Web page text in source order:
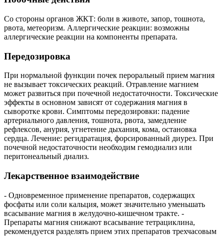
Со стороны органов ЖКТ: боли в животе, запор, тошнота,
рвота, метеоризм. Аллергические реакции: возможны
аллергические реакции на компоненты препарата.
Передозировка
При нормальной функции почек пероральный прием магния
не вызывает токсических реакций. Отравление магнием
может развиться при почечной недостаточности. Токсические
эффекты в основном зависят от содержания магния в
сыворотке крови. Симптомы передозировки: падение
артериального давления, тошнота, рвота, замедление
рефлексов, анурия, угнетение дыхания, кома, остановка
сердца. Лечение: регидратация, форсированный диурез. При
почечной недостаточности необходим гемодиализ или
перитонеальный диализ.
Лекарственное взаимодействие
- Одновременное применение препаратов, содержащих
фосфаты или соли кальция, может значительно уменьшать
всасывание магния в желудочно-кишечном тракте. -
Препараты магния снижают всасывание тетрациклина,
рекомендуется разделять прием этих препаратов трехчасовым